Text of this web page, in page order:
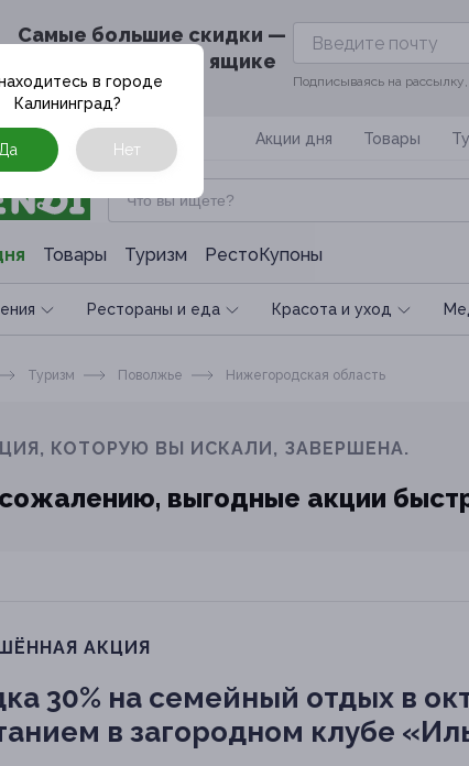
Cамые большие скидки —
в твоём почтовом ящике
Подписываясь на
Акции дня Товары
Товары Туризм РестоКупоны
Рестораны и еда Красота и уход
в городе
Калининград?
Да Нет
Туризм Поволжье Нижегородская область
КОТОРУЮ ВЫ ИСКАЛИ, ЗАВЕРШЕНА.
выгодные акции
АКЦИЯ
30% на семейный отдых в
в загородном клубе